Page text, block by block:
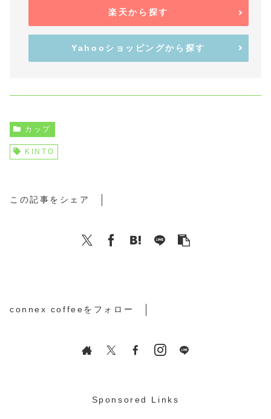
楽天から探す
Yahooショッピングから探す
カップ
KINTO
この記事をシェア
connex coffeeをフォロー
Sponsored Links